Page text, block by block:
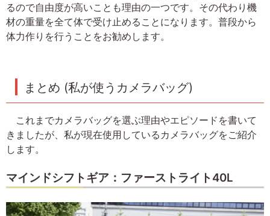
るので自由度が高いことも理由の一つです。その代わり機
材の重量を全て体で受け止めることになります。普段から
体力作りを行うことをお勧めします。
まとめ (私が使うカメラバッグ)
これまでカメラバッグを選ぶ理由やエピソードを書いて
きましたが、私が現在使用しているカメラバッグをご紹介
します。
マインドシフトギア：ファーストライト40L